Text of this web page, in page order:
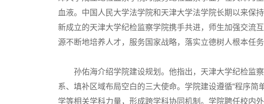
血液。中国人民大学法学院和天津大学法学院长期以来保
新成立的天津大学纪检监察学院携手共进，师生加强交流
源不断地培养人才，服务国家战略，落实立德树人根本任
孙佑海介绍学院建设规划。他指出，天津大学纪检监
系、填补区域布局空白的三大使命。学院建设遵循“程序
学等相关学科力量，形成跨学科协同机制。学院聘任校内